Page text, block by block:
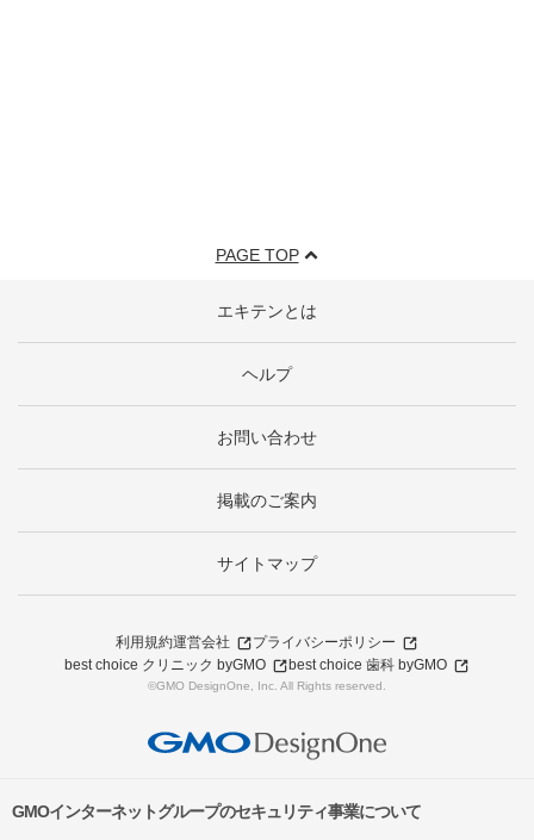
PAGE TOP
エキテンとは
ヘルプ
お問い合わせ
掲載のご案内
サイトマップ
利用規約運営会社
プライバシーポリシー
best choice クリニック byGMO
best choice 歯科 byGMO
©GMO DesignOne, Inc. All Rights reserved.
GMOインターネットグループのセキュリティ事業について